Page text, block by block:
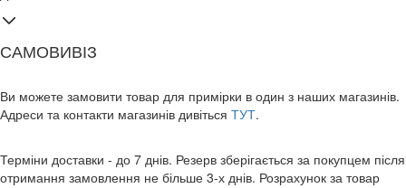
САМОВИВІЗ
Ви можете замовити товар для примірки в один з наших магазинів.
Адреси та контакти магазинів дивіться ТУТ.
Терміни доставки - до 7 днів. Резерв зберігається за покупцем після
отримання замовлення не більше 3-х днів. Розрахунок за товар